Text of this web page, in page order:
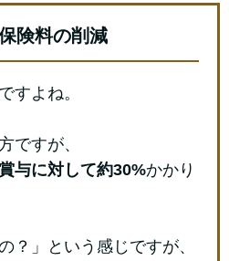
険料の削減
すよね。
ですが、
与に対して約30%かかり
？」という感じですが、